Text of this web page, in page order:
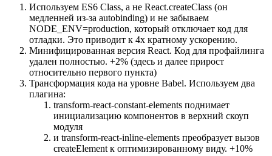
Используем ES6 Class, а не React.createClass (он
медленней из-за autobinding) и не забываем
NODE_ENV=production, который отключает код для
отладки. Это приводит к 4х кратному ускорению.
Минифицированная версия React. Код для профайлинга
удален полностью. +2% (здесь и далее прирост
относительно первого пункта)
Трансформация кода на уровне Babel. Используем два
плагина:
transform-react-constant-elements поднимает
инициализацию компонентов в верхний скоуп
модуля
и transform-react-inline-elements преобразует вызов
createElement к оптимизированному виду. +10%